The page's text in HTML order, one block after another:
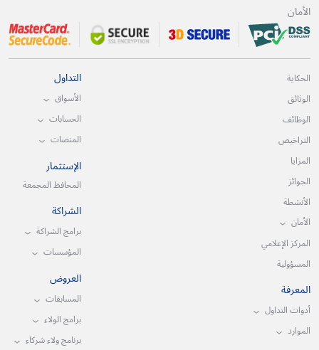
الأمان
الحكاية
الوثائق
الوظائف
التراخيص
المزايا
الجوائز
الأنشطة
الأمان
المركز الإعلامي
المسؤولية
المعرفة
أدوات التداول
الموارد
التداول
الأسواق
الحسابات
المنصات
الإستثمار
المحافظ المجمعة
الشراكة
برامج الشراكة
المؤسسات
العروض
المسابقات
برامج الولاء
برنامج ولاء شركاء